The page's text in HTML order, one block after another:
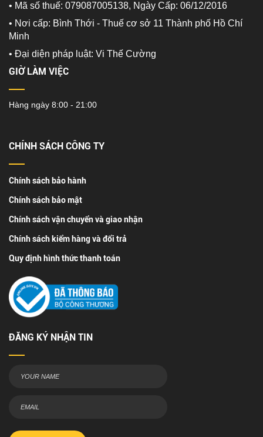
• Mã số thuế: 079087005138, Ngày Cấp: 06/12/2016
• Nơi cấp: Bình Thới - Thuế cơ sở 11 Thành phố Hồ Chí
Minh
• Đại diện pháp luật: Vi Thế Cường
GIỜ LÀM VIỆC
Hàng ngày 8:00 - 21:00
CHÍNH SÁCH CÔNG TY
Chính sách bảo hành
Chính sách bảo mật
Chính sách vận chuyển và giao nhận
Chính sách kiểm hàng và đổi trả
Quy định hình thức thanh toán
ĐĂNG KÝ NHẬN TIN